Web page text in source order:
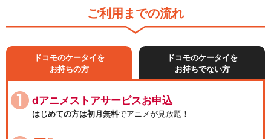
ご利用までの流れ
ドコモのケータイを
お持ちの方
ドコモのケータイを
お持ちでない方
dアニメストアサービスお申込
はじめての方は初月無料でアニメが見放題！